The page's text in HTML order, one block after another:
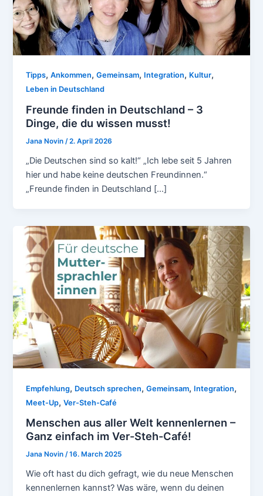
Tipps,Ankommen,Gemeinsam, Integration, Kultur,
Leben in Deutschland
Freunde finden in Deutschland – 3
Dinge, die du wissen musst!
Jana Novin/2. April 2026
„Die Deutschen sind so kalt!“ „Ich lebe seit 5 Jahren
hier und habe keine deutschen Freundinnen.“
„Freunde finden in Deutschland […]
Empfehlung, Deutsch sprechen,Gemeinsam, Integration,
Meet-Up,Ver-Steh-Café
Menschen aus aller Welt kennenlernen –
Ganz einfach im Ver-Steh-Café!
Jana Novin/16. March 2025
Wie oft hast du dich gefragt, wie du neue Menschen
kennenlernen kannst? Was wäre, wenn du deinen